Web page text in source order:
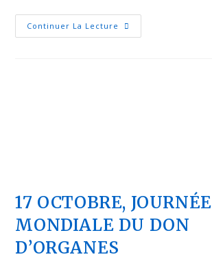
Continuer La Lecture
17 OCTOBRE, JOURNÉE
MONDIALE DU DON
D’ORGANES